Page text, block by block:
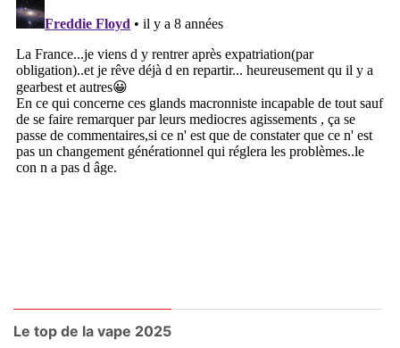
Le top de la vape 2025